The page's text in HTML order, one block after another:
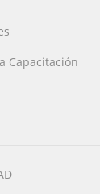
Capacitación